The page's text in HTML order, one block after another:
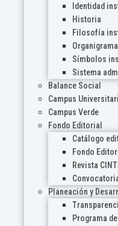
Identidad
Historia
Filosofía
Organigrama
Símbolos
Sistema
Balance Social
Campus
Campus Verde
Fondo Editorial
Catálogo
Fondo
Revista
Planeación y
Programa